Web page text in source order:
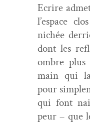
Ecrire
l’espace
nichée
dont les
ombre plus
main qui
pour
qui font
peur – que